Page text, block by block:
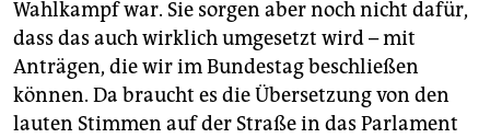
Wahlkampf war. Sie sorgen aber noch nicht dafür,
dass das auch wirklich umgesetzt wird – mit
Anträgen, die wir im Bundestag beschließen
können. Da braucht es die Übersetzung von den
lauten Stimmen auf der Straße in das Parlament